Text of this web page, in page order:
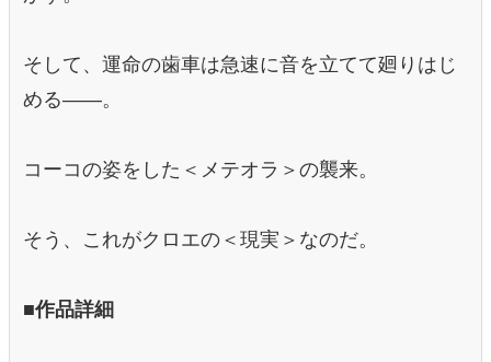
そして、運命の歯車は急速に音を立てて廻りはじ
める――。
コーコの姿をした＜メテオラ＞の襲来。
そう、これがクロエの＜現実＞なのだ。
■作品詳細